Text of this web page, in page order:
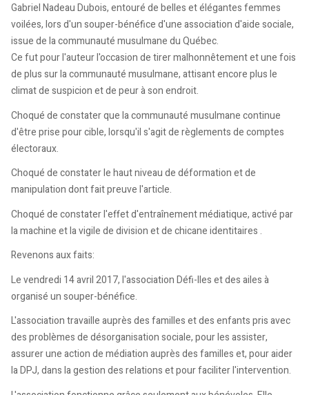
Gabriel Nadeau Dubois, entouré de belles et élégantes femmes
voilées, lors d'un souper-bénéfice d'une association d'aide sociale,
issue de la communauté musulmane du Québec.
Ce fut pour l'auteur l'occasion de tirer malhonnêtement et une fois
de plus sur la communauté musulmane, attisant encore plus le
climat de suspicion et de peur à son endroit.
Choqué de constater que la communauté musulmane continue
d'être prise pour cible, lorsqu'il s'agit de règlements de comptes
électoraux.
Choqué de constater le haut niveau de déformation et de
manipulation dont fait preuve l'article.
Choqué de constater l'effet d'entraînement médiatique, activé par
la machine et la vigile de division et de chicane identitaires .
Revenons aux faits:
Le vendredi 14 avril 2017, l'association Défi-lles et des ailes à
organisé un souper-bénéfice.
L'association travaille auprès des familles et des enfants pris avec
des problèmes de désorganisation sociale, pour les assister,
assurer une action de médiation auprès des familles et, pour aider
la DPJ, dans la gestion des relations et pour faciliter l'intervention.